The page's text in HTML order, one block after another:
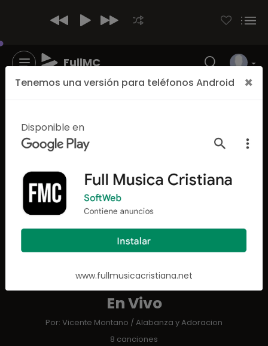
FullMC
En Vivo
Por: Vicente Montano / Alabanza y Adoracion
8 canciones
Tenemos una versión para teléfonos Android ×
Disponible en
www.fullmusicacristiana.net